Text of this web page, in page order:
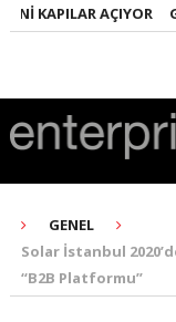
KAPILAR AÇIYOR
GENEL
Solar İstanbul
“B2B Platformu”